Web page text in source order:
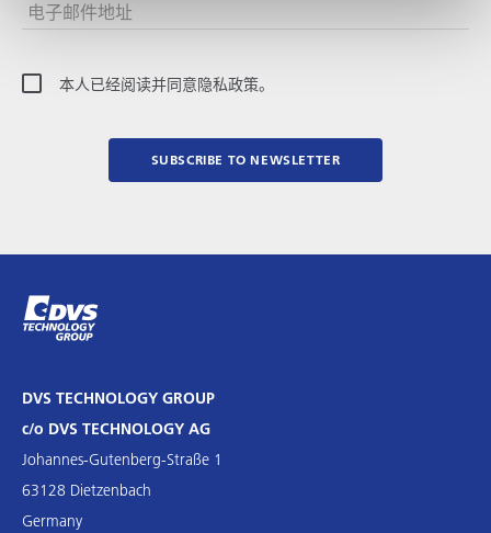
电子邮件地址
本人已经阅读并同意隐私政策。
SUBSCRIBE TO NEWSLETTER
DVS TECHNOLOGY GROUP
c/o DVS TECHNOLOGY AG
Johannes-Gutenberg-Straße 1
63128 Dietzenbach
Germany